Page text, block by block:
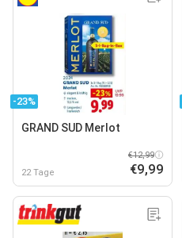
-23%
GRAND SUD Merlot
22 Tage
€12,99
€9,99